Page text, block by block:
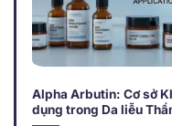
Alpha Arbutin: Cơ sở
dụng trong Da liễu